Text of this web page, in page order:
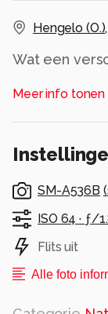
Hengelo (O.),
Wat een
doorbijten.
sterkte
vorige foto's.
Meer info tonen
SM-A536B (
ISO 64 · ƒ/
Flits uit
Alle foto